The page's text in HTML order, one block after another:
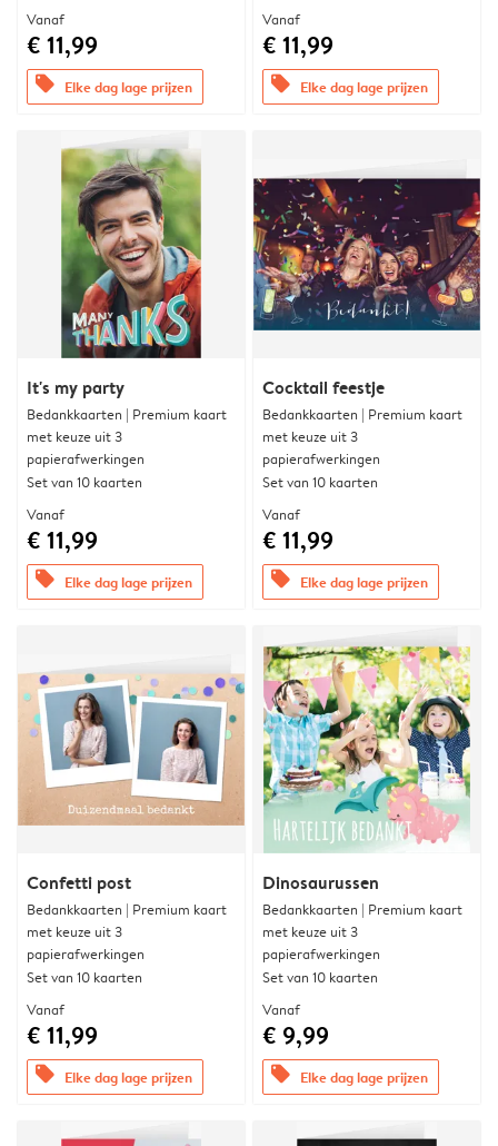
Vanaf
€ 11,99
offers Elke dag lage prijzen
Vanaf
€ 11,99
offers Elke dag lage prijzen
It's my party
Bedankkaarten | Premium kaart
met keuze uit 3
papierafwerkingen
Set van 10 kaarten
Vanaf
€ 11,99
offers Elke dag lage prijzen
Cocktail feestje
Bedankkaarten | Premium kaart
met keuze uit 3
papierafwerkingen
Set van 10 kaarten
Vanaf
€ 11,99
offers Elke dag lage prijzen
Confetti post
Bedankkaarten | Premium kaart
met keuze uit 3
papierafwerkingen
Set van 10 kaarten
Vanaf
€ 11,99
offers Elke dag lage prijzen
Dinosaurussen
Bedankkaarten | Premium kaart
met keuze uit 3
papierafwerkingen
Set van 10 kaarten
Vanaf
€ 9,99
offers Elke dag lage prijzen